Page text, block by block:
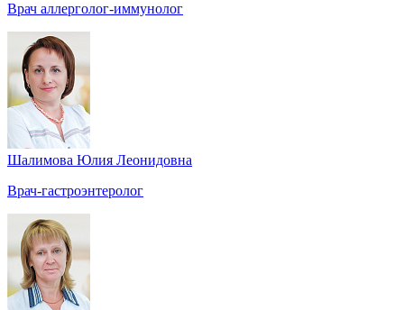
Врач аллерголог-иммунолог
Шалимова Юлия Леонидовна
Врач-гастроэнтеролог